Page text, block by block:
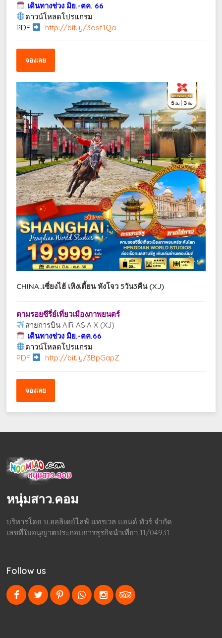
เดินทางช่วง มิย.-ตค. 66
ดาวน์โหลดโปรแกรม
PDF
http://bit.ly/3osf1Qa
จองเลย
CHINA..เซี่ยงไฮ้ เหิงเตี้ยน หังโจว 5วัน3คืน (XJ)
ตามรอยซีรี่ย์เที่ยวเมืองภาพยนตร์
สายการบิน AIR ASIA X (XJ)
เดินทางช่วง มิย.-ตค.66
ดาวน์โหลดโปรแกรม
PDF
http://bit.ly/3BpGapZ
จองเลย
หนุ่มสาว.คอม
บริหารโดย บ.ฮอลิเดย์ไลฟ์ แทรเวล แอนด์ ทัวร์ จำกัด
เลขที่ใบอนุญาตประกอบการธุรกิจนำเที่ยว 11/04931
Follow us